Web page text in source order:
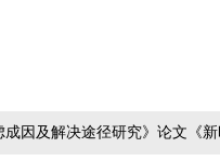
因及解决途径研究》论文《